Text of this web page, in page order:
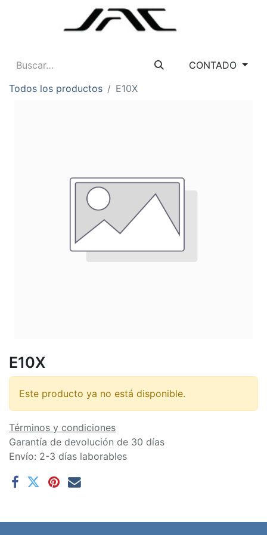
CONTADO
Todos los productos
E10X
E10X
Este producto ya no está disponible.
Términos y condiciones
Garantía de devolución de 30 días
Envío: 2-3 días laborables